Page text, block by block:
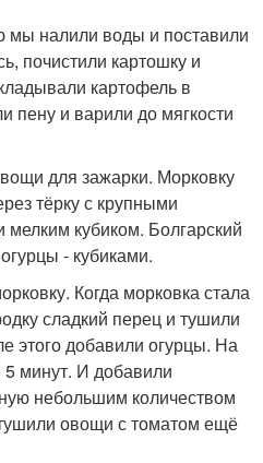
налили воды и поставили
почистили картошку и
картофель в
и варили до мягкости
для зажарки. Морковку
тёрку с крупными
мелким кубиком. Болгарский
- кубиками.
Когда морковка стала
сладкий перец и тушили
этого добавили огурцы. На
минут. И добавили
небольшим количеством
овощи с томатом ещё